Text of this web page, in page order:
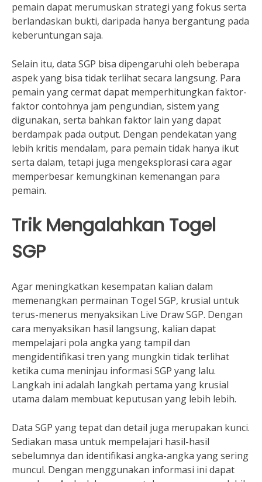
pemain dapat merumuskan strategi yang fokus serta
berlandaskan bukti, daripada hanya bergantung pada
keberuntungan saja.
Selain itu, data SGP bisa dipengaruhi oleh beberapa
aspek yang bisa tidak terlihat secara langsung. Para
pemain yang cermat dapat memperhitungkan faktor-
faktor contohnya jam pengundian, sistem yang
digunakan, serta bahkan faktor lain yang dapat
berdampak pada output. Dengan pendekatan yang
lebih kritis mendalam, para pemain tidak hanya ikut
serta dalam, tetapi juga mengeksplorasi cara agar
memperbesar kemungkinan kemenangan para
pemain.
Trik Mengalahkan Togel
SGP
Agar meningkatkan kesempatan kalian dalam
memenangkan permainan Togel SGP, krusial untuk
terus-menerus menyaksikan Live Draw SGP. Dengan
cara menyaksikan hasil langsung, kalian dapat
mempelajari pola angka yang tampil dan
mengidentifikasi tren yang mungkin tidak terlihat
ketika cuma meninjau informasi SGP yang lalu.
Langkah ini adalah langkah pertama yang krusial
utama dalam membuat keputusan yang lebih lebih.
Data SGP yang tepat dan detail juga merupakan kunci.
Sediakan masa untuk mempelajari hasil-hasil
sebelumnya dan identifikasi angka-angka yang sering
muncul. Dengan menggunakan informasi ini dapat